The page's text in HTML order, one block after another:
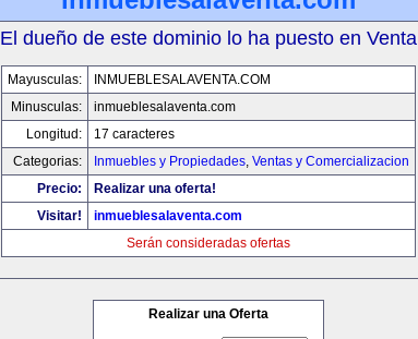
El dueño de este dominio lo ha puesto en Venta
Mayusculas:
INMUEBLESALAVENTA.COM
Minusculas:
inmueblesalaventa.com
Longitud:
17 caracteres
Categorias:
Inmuebles y Propiedades, Ventas y Comercializacion
Precio:
Realizar una oferta!
Visitar!
inmueblesalaventa.com
Serán consideradas ofertas
Realizar una Oferta